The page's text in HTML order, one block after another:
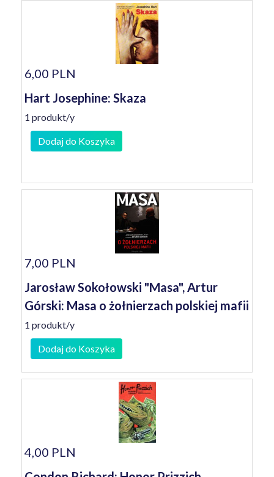
6,00 PLN
Hart Josephine: Skaza
1 produkt/y
Dodaj do Koszyka
7,00 PLN
Jarosław Sokołowski "Masa", Artur
Górski: Masa o żołnierzach polskiej mafii
1 produkt/y
Dodaj do Koszyka
4,00 PLN